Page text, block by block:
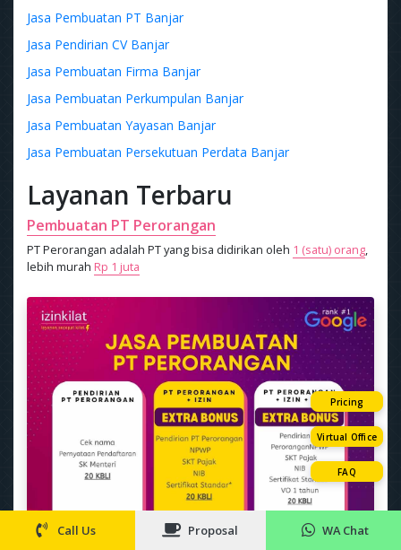
Jasa Pembuatan PT Banjar
Jasa Pendirian CV Banjar
Jasa Pembuatan Firma Banjar
Jasa Pembuatan Perkumpulan Banjar
Jasa Pembuatan Yayasan Banjar
Jasa Pembuatan Persekutuan Perdata Banjar
Layanan Terbaru
Pembuatan PT Perorangan
PT Perorangan adalah PT yang bisa didirikan oleh 1 (satu) orang,
lebih murah Rp 1 juta
Pricing
Virtual Office
FAQ
Call Us Proposal WA Chat